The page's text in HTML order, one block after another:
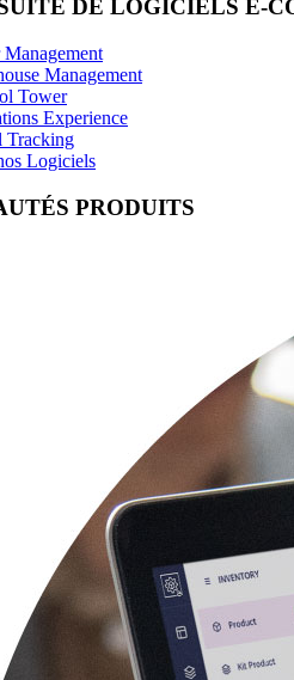
DE LOGICIELS E-
Management
Tower
Experience
Tracking
Logiciels
PRODUITS